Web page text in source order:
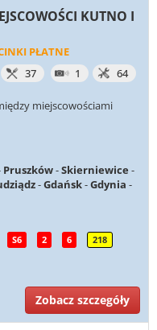
KUTNO I
PŁATNE
37 1 64
miejscowościami
Pruszków-Skierniewice -
-Gdańsk-Gdynia -
S6 2 6 218
Zobacz szczegóły